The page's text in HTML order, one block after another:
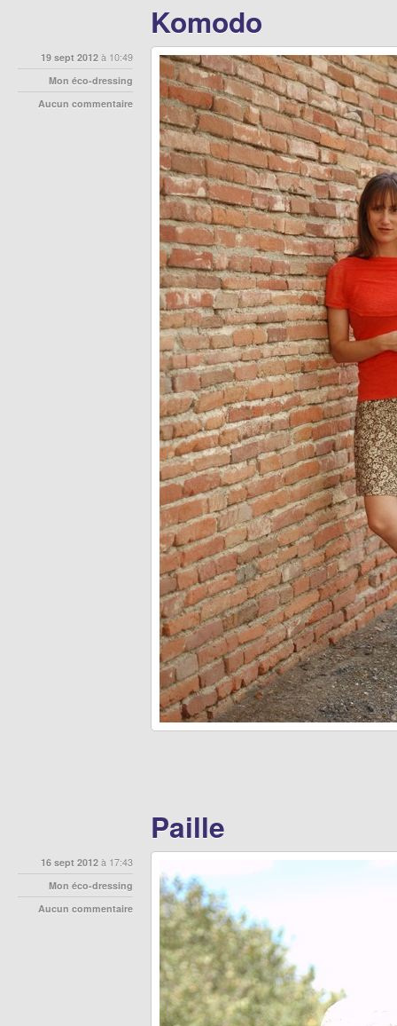
Komodo
19 sept 2012 à 10:49
Mon éco-dressing
Aucun commentaire
Paille
16 sept 2012 à 17:43
Mon éco-dressing
Aucun commentaire